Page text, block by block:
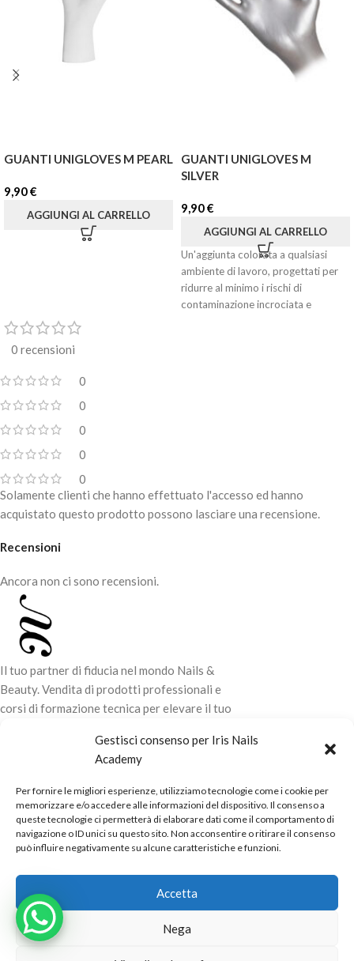
Gestisci consenso per Iris Nails
Academy
Per fornire le migliori esperienze, utilizziamo tecnologie come i cookie per
memorizzare e/o accedere alle informazioni del dispositivo. Il consenso a
queste tecnologie ci permetterà di elaborare dati come il comportamento di
navigazione o ID unici su questo sito. Non acconsentire o ritirare il consenso
può influire negativamente su alcune caratteristiche e funzioni.
Accetta
Nega
GUANTI UNIGLOVES M PEARL
9,90€
AGGIUNGI AL CARRELLO
GUANTI UNIGLOVES M
SILVER
9,90€
AGGIUNGI AL CARRELLO
Un'aggiunta colorata a qualsiasi
ambiente di lavoro, progettati per
ridurre al minimo i rischi di
contaminazione incrociata e
0 recensioni
0
0
0
0
0
Recensioni
Ancora non ci sono recensioni.
Solamente clienti che hanno effettuato l'accesso ed hanno
acquistato questo prodotto possono lasciare una recensione.
Il tuo partner di fiducia nel mondo Nails &
Beauty. Vendita di prodotti professionali e
corsi di formazione tecnica per elevare il tuo
LINK UTILI
ORARI NEGOZIO
Powered byReal.Pro.Webcopyright© 2026 in collaborazione con
Mac Sistemi